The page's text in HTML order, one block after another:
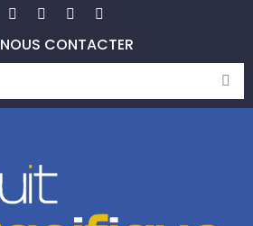
NOUS CONTACTER